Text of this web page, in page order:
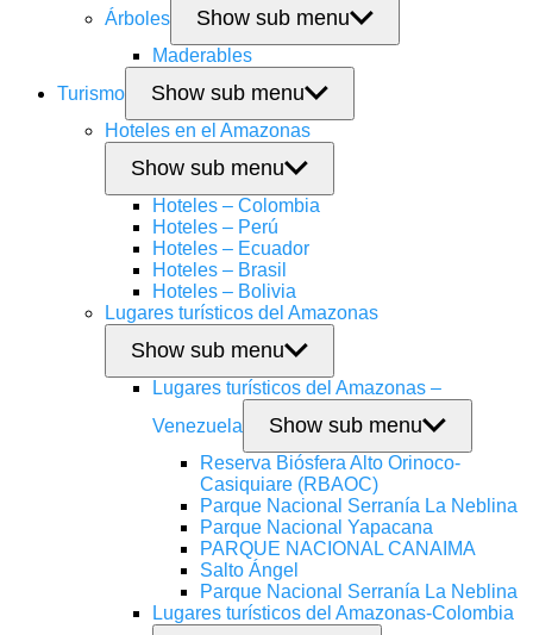
Árboles
Show sub menu
Maderables
Turismo
Show sub menu
Hoteles en el Amazonas
Show sub menu
Hoteles – Colombia
Hoteles – Perú
Hoteles – Ecuador
Hoteles – Brasil
Hoteles – Bolivia
Lugares turísticos del Amazonas
Show sub menu
Lugares turísticos del Amazonas –
Venezuela
Show sub menu
Reserva Biósfera Alto Orinoco-
Casiquiare (RBAOC)
Parque Nacional Serranía La Neblina
Parque Nacional Yapacana
PARQUE NACIONAL CANAIMA
Salto Ángel
Parque Nacional Serranía La Neblina
Lugares turísticos del Amazonas-Colombia